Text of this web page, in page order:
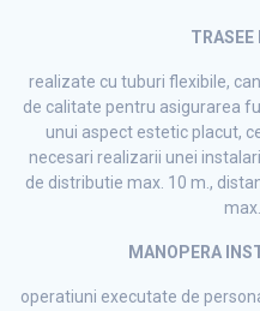
TRASEE
realizate cu tuburi flexibile,
de calitate pentru asigurarea
unui aspect estetic placut,
necesari realizarii unei
de distributie max. 10 m.,
MANOPERA
operatiuni executate de